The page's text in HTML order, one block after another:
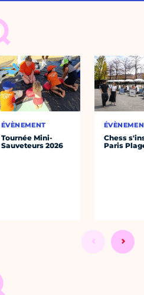
ÉVÈNEMENT
Tournée Mini-
Sauveteurs 2026
Chess
Paris